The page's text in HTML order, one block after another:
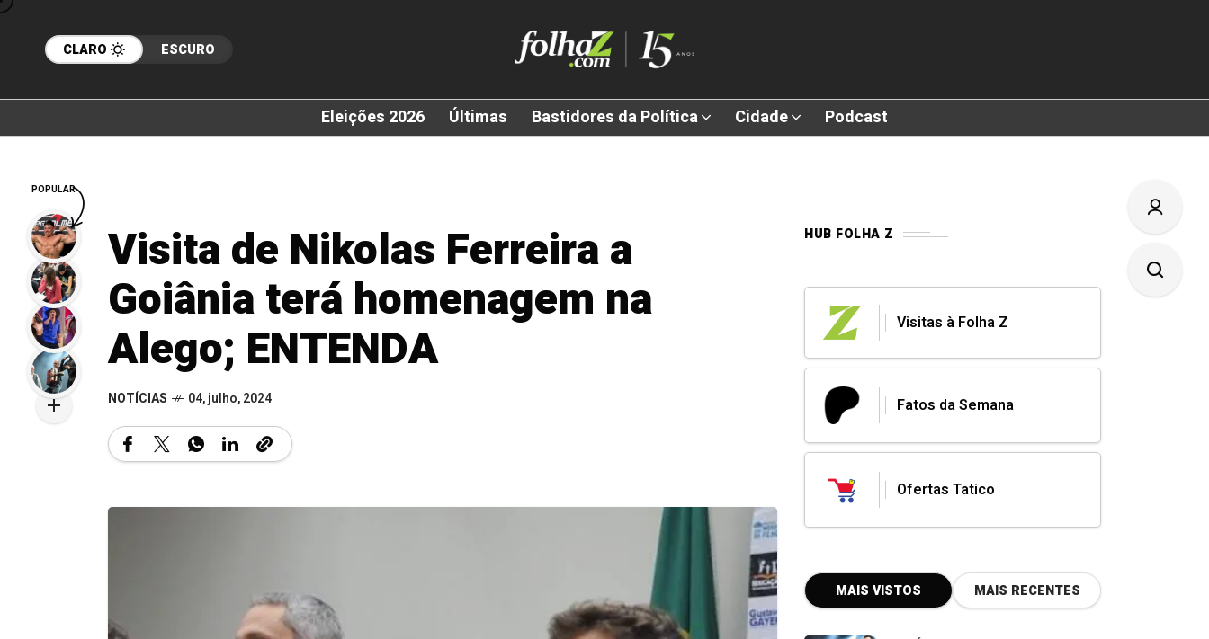
CLARO ESCURO
Eleições 2026 Últimas Bastidores da Política Cidade Podcast
Visita de Nikolas Ferreira a
Goiânia terá homenagem na
Alego; ENTENDA
NOTÍCIAS 04, julho, 2024
HUB FOLHA Z
Visitas à Folha Z
Fatos da Semana
Ofertas Tatico
MAIS VISTOS MAIS RECENTES
POPULAR